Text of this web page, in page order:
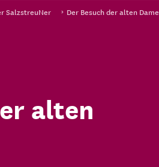
SalzstreuNer Der Besuch der alten Dame
alten